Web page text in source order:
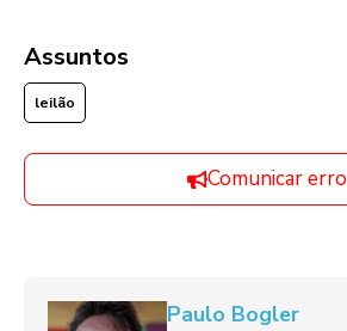
Assuntos
leilão
Comunicar erro
Paulo Bogler